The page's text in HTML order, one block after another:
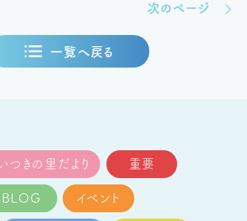
次のページ
一覧へ戻る
つきの里だより 重要
BLOG イベント